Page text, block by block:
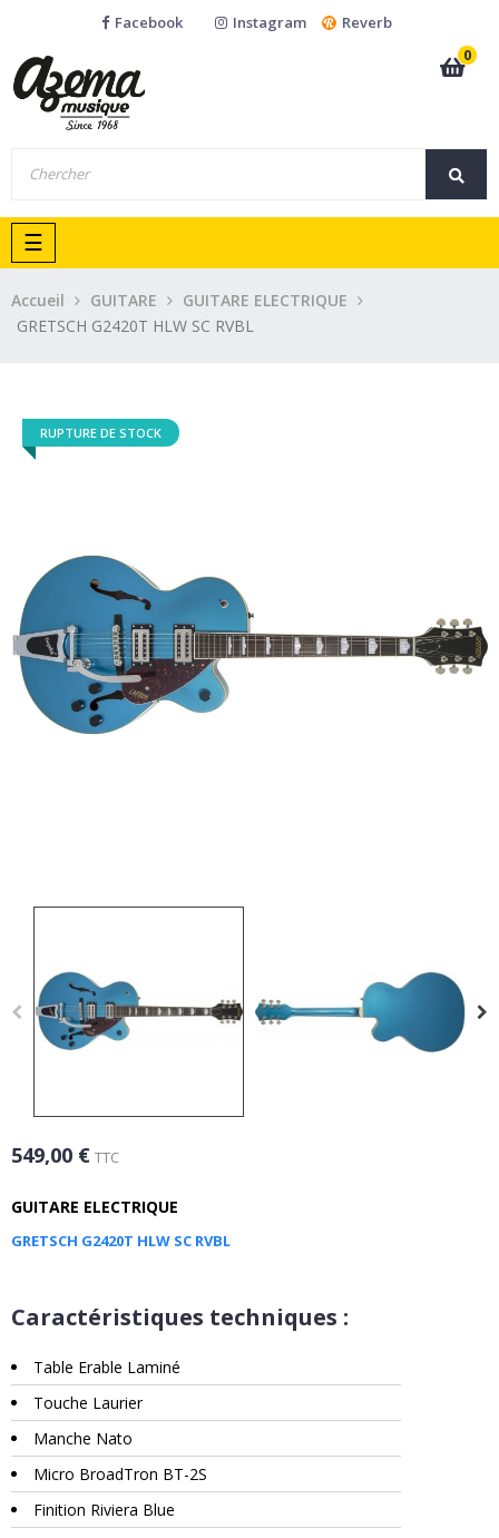
Facebook Instagram
Reverb
0
Basculer
la
navigation
☰
Accueil GUITARE
GUITARE ELECTRIQUE
GRETSCH G2420T HLW SC RVBL
RUPTURE DE STOCK
549,00 € TTC
GUITARE ELECTRIQUE
GRETSCH G2420T HLW SC RVBL
Caractéristiques techniques :
Table Erable Laminé
Touche Laurier
Manche Nato
Micro BroadTron BT-2S
Finition Riviera Blue